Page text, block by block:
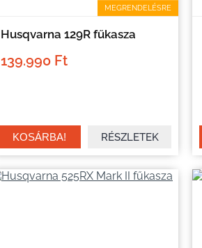
MEGRENDELÉSRE
Husqvarna 129R fűkasza
139.990 Ft
RÉSZLETEK